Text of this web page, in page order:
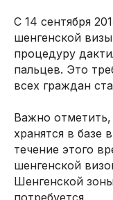
С 14 сентября
шенгенской
процедуру
пальцев. Это
всех граждан
Важно отметить,
хранятся в базе
течение этого
шенгенской
Шенгенской
потребуется.